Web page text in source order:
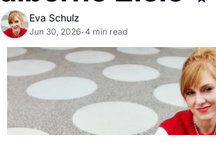
Eva Schulz
Jun 30, 2026•4 min read